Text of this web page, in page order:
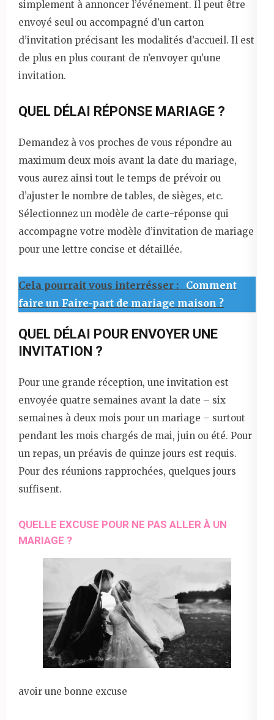
simplement à annoncer l’événement. Il peut être
envoyé seul ou accompagné d’un carton
d’invitation précisant les modalités d’accueil. Il est
de plus en plus courant de n’envoyer qu’une
invitation.
QUEL DÉLAI RÉPONSE MARIAGE ?
Demandez à vos proches de vous répondre au
maximum deux mois avant la date du mariage,
vous aurez ainsi tout le temps de prévoir ou
d’ajuster le nombre de tables, de sièges, etc.
Sélectionnez un modèle de carte-réponse qui
accompagne votre modèle d’invitation de mariage
pour une lettre concise et détaillée.
Cela pourrait vous interrésser :
Comment
faire un Faire-part de mariage maison ?
QUEL DÉLAI POUR ENVOYER UNE
INVITATION ?
Pour une grande réception, une invitation est
envoyée quatre semaines avant la date – six
semaines à deux mois pour un mariage – surtout
pendant les mois chargés de mai, juin ou été. Pour
un repas, un préavis de quinze jours est requis.
Pour des réunions rapprochées, quelques jours
suffisent.
QUELLE EXCUSE POUR NE PAS ALLER À UN
MARIAGE ?
avoir une bonne excuse